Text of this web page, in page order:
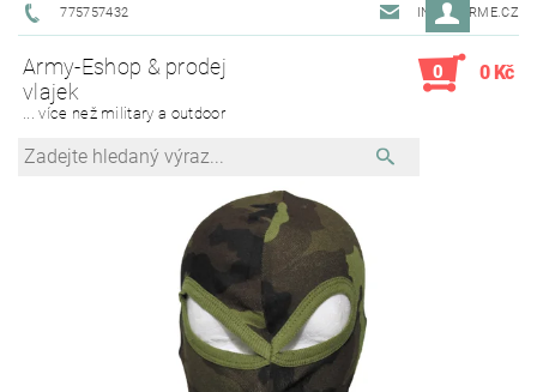
775757432 INFO@ARME.CZ
Army-Eshop & prodej
vlajek
... více než military a outdoor
0 0 Kč